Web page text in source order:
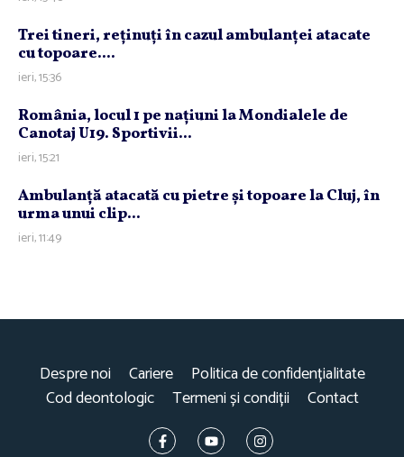
Trei tineri, reţinuţi în cazul ambulanţei atacate
cu topoare....
ieri, 15:36
România, locul 1 pe naţiuni la Mondialele de
Canotaj U19. Sportivii...
ieri, 15:21
Ambulanţă atacată cu pietre şi topoare la Cluj, în
urma unui clip...
ieri, 11:49
Despre noi Cariere
Politica de confidențialitate
Cod deontologic
Termeni și condiții Contact